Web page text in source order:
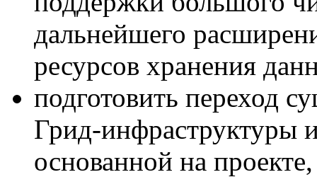
дальнейшего
ресурсов хранения
подготовить переход
Грид-инфраструктуры
основанной на